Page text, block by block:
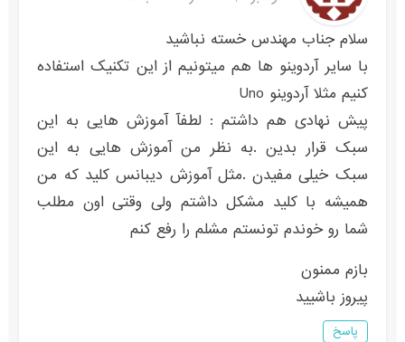
سلام جناب مهندس خسته نباشید
با سایر آردوینو ها هم میتونیم از این تکنیک استفاده
کنیم مثلا آردوینو Uno
پیش نهادی هم داشتم : لطفآ آموزش هایی به این
سبک قرار بدین .به نظر من آموزش هایی به این
سبک خیلی مفیدن .مثل آموزش دیبانس کلید که من
همیشه با کلید مشکل داشتم ولی وقتی اون مطلب
شما رو خوندم تونستم مشلم را رفع کنم
بازم ممنون
پیروز باشیید
پاسخ